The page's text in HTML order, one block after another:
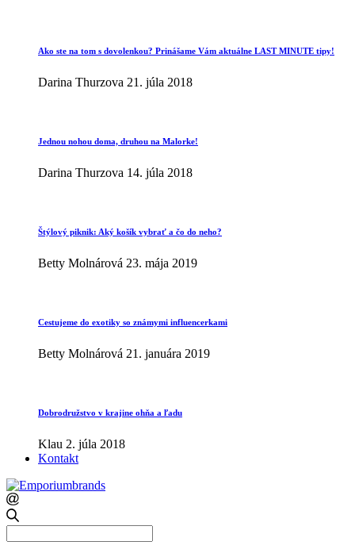
Ako ste na tom s dovolenkou? Prinášame Vám aktuálne LAST MINUTE tipy!
Darina Thurzova 21. júla 2018
Jednou nohou doma, druhou na Malorke!
Darina Thurzova 14. júla 2018
Štýlový piknik: Aký košík vybrať a čo do neho?
Betty Molnárová 23. mája 2019
Cestujeme do exotiky so známymi influencerkami
Betty Molnárová 21. januára 2019
Dobrodružstvo v krajine ohňa a ľadu
Klau 2. júla 2018
Kontakt
for: